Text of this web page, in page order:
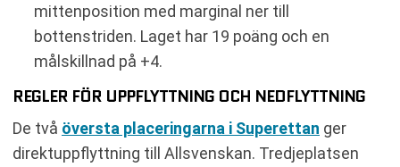
mittenposition med marginal ner till
bottenstriden. Laget har 19 poäng och en
målskillnad på +4.
REGLER FÖR UPPFLYTTNING OCH NEDFLYTTNING
De två översta placeringarna i Superettan ger
direktuppflyttning till Allsvenskan. Tredjeplatsen